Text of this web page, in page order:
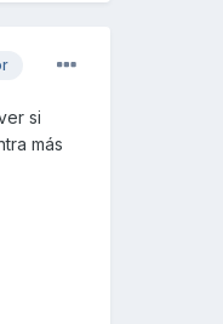
si
más